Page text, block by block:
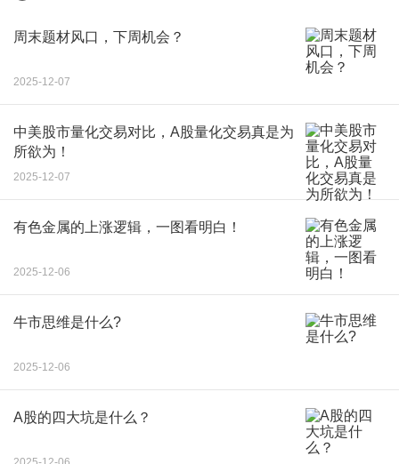
周末题材风口，下周机会？
2025-12-07
中美股市量化交易对比，A股量化交易真是为
所欲为！
2025-12-07
有色金属的上涨逻辑，一图看明白！
2025-12-06
牛市思维是什么?
2025-12-06
A股的四大坑是什么？